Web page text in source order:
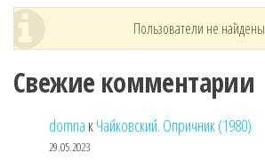
Пользователи не найдены
Свежие комментарии
domna кЧайковский. Опричник (1980)
29.05.2023